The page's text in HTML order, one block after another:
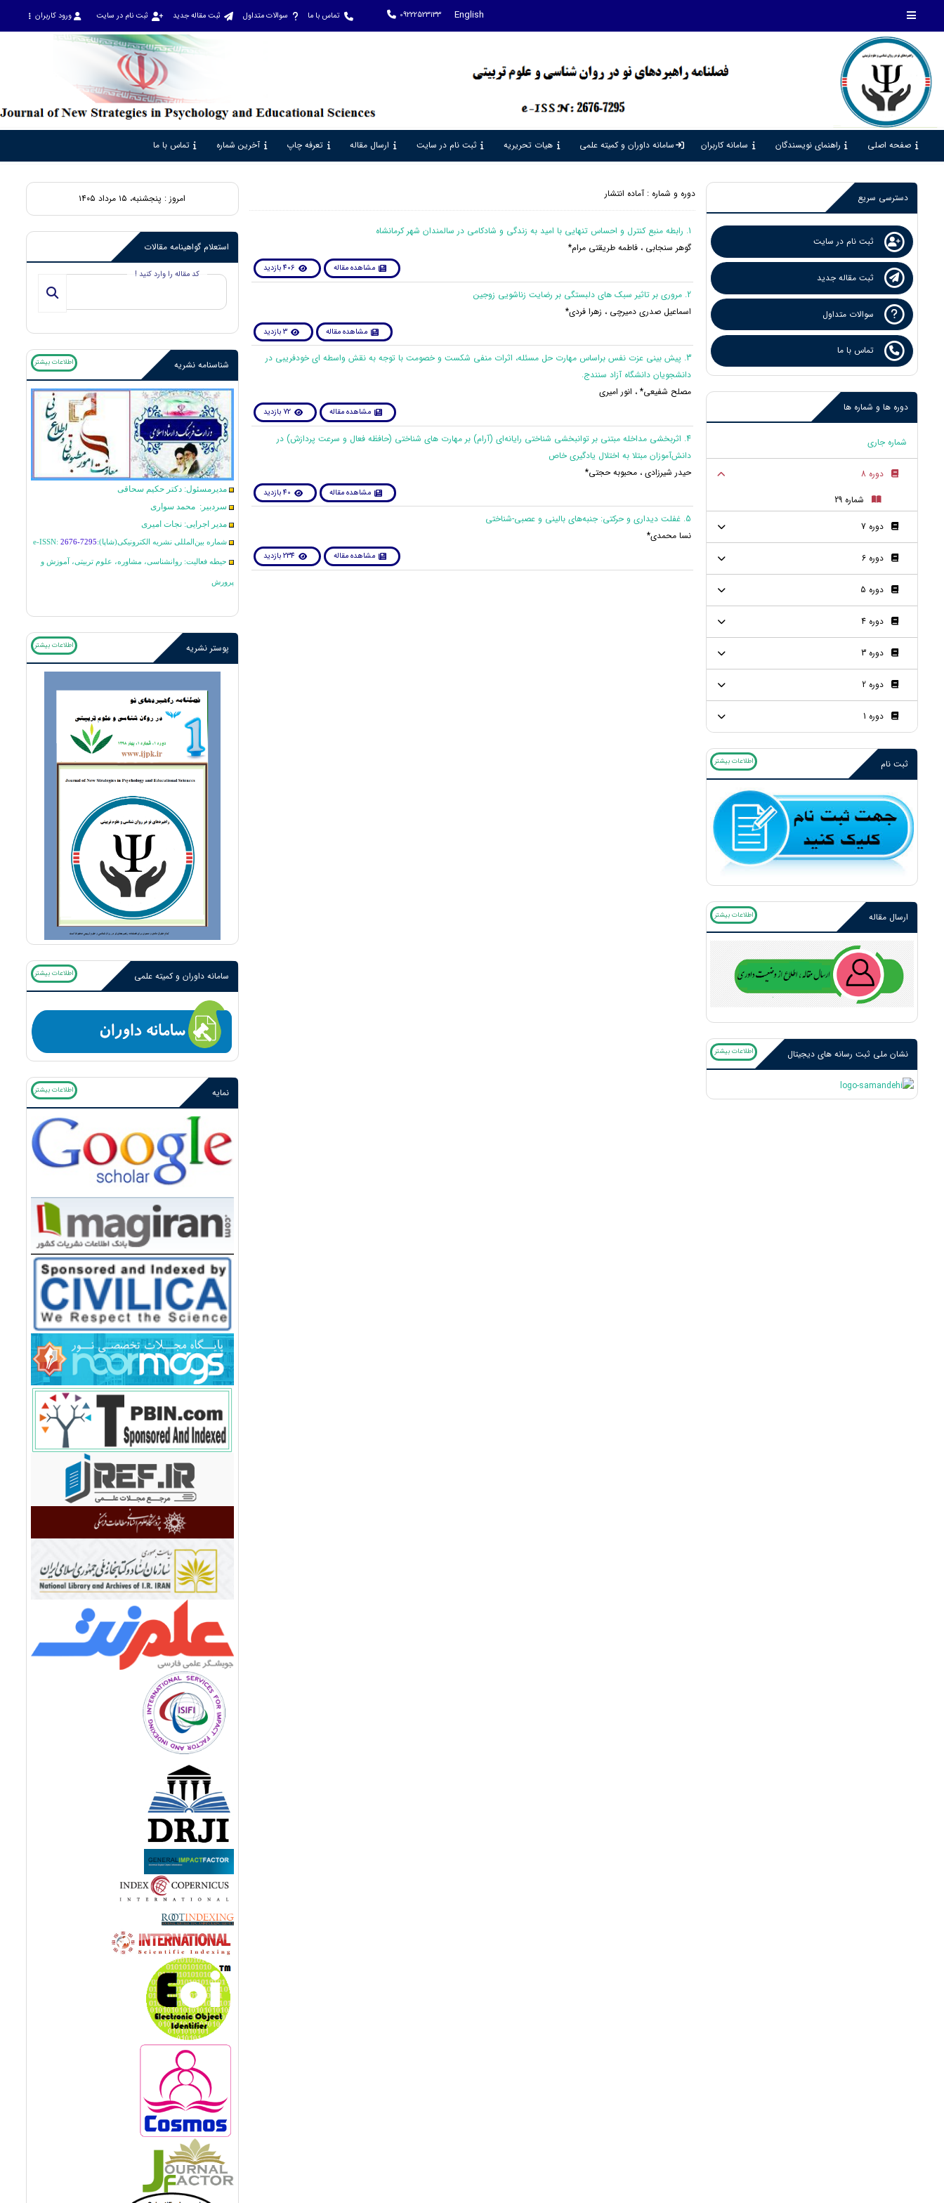
English
09222523133 تماس با ما سوالات متداول ثبت مقاله جدید ثبت نام در سایت ورود کاربران
صفحه اصلی راهنمای نویسندگان سامانه کاربران سامانه داوران و کمیته علمی هیات تحریریه ثبت نام در سایت ارسال مقاله تعرفه چاپ آخرین شماره تماس با ما
دسترسی سریع
ثبت نام در سایت
ثبت مقاله جدید
سوالات متداول
تماس با ما
دوره ها و شماره ها
شماره جاری
دوره 8
شماره 29
دوره 7
دوره 6
دوره 5
دوره 4
دوره 3
دوره 2
دوره 1
ثبت نام اطلاعات بیشتر
ارسال مقاله اطلاعات بیشتر
نشان ملی ثبت رسانه های دیجیتال اطلاعات بیشتر
دوره و شماره : آماده انتشار
1. رابطه منبع کنترل و احساس تنهایی با امید به زندگی و شادکامی در سالمندان شهر کرمانشاه
گوهر سنجابی ، فاطمه طریقتی مرام*
مشاهده مقاله 406 بازدید
2. مروری بر تاثیر سبک های دلبستگی بر رضایت زناشویی زوجین
اسماعیل صدری دمیرچی ، زهرا فردی*
مشاهده مقاله 3 بازدید
3. پیش بینی عزت نفس براساس مهارت حل مسئله، اثرات منفی شکست و خصومت با توجه به نقش واسطه ای خودفریبی در
دانشجویان دانشگاه آزاد سنندج.
مصلح شفیعی* ، انور امیری
مشاهده مقاله 72 بازدید
4. اثربخشی مداخله مبتنی بر توانبخشی شناختی رایانه‌ای (آرام) بر مهارت های شناختی (حافظه فعال و سرعت پردازش) در
دانش‌آموزان مبتلا به اختلال یادگیری خاص
حیدر شیرزادی ، محبوبه حجتی*
مشاهده مقاله 40 بازدید
5. غفلت دیداری و حرکتی: جنبه‌های بالینی و عصبی-شناختی
نسا محمدی*
مشاهده مقاله 234 بازدید
امروز : پنجشنبه، ۱۵ مرداد ۱۴۰۵
استعلام گواهینامه مقالات
کد مقاله را وارد کنید !
شناسنامه نشریه اطلاعات بیشتر
مدیرمسئول: دکتر حکیم سحاقی
سردبیر: محمد سواری
مدیر اجرایی: نجات امیری
شماره بین‌المللی نشریه الکترونیکی(شاپا): e-ISSN: 2676-7295
حیطه فعالیت: روانشناسی، مشاوره، علوم تربیتی، آموزش و
پرورش
پوستر نشریه اطلاعات بیشتر
سامانه داوران و کمیته علمی اطلاعات بیشتر
نمایه اطلاعات بیشتر